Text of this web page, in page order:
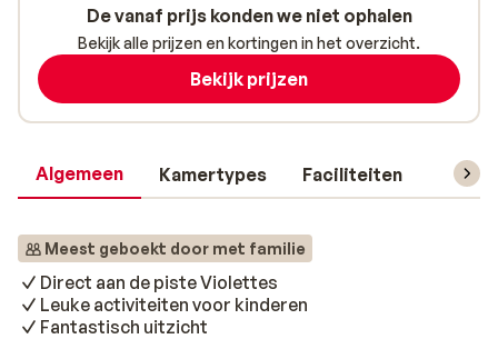
Algemeen Kamertypes Faciliteiten
Meest geboekt door met familie
Direct aan de piste Violettes
Leuke activiteiten voor kinderen
Fantastisch uitzicht
De vanaf prijs konden we niet ophalen
Bekijk alle prijzen en kortingen in het overzicht.
Bekijk prijzen